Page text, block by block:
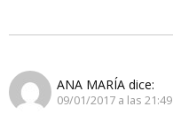
ANA MARÍA dice:
09/01/2017 a las 21:49